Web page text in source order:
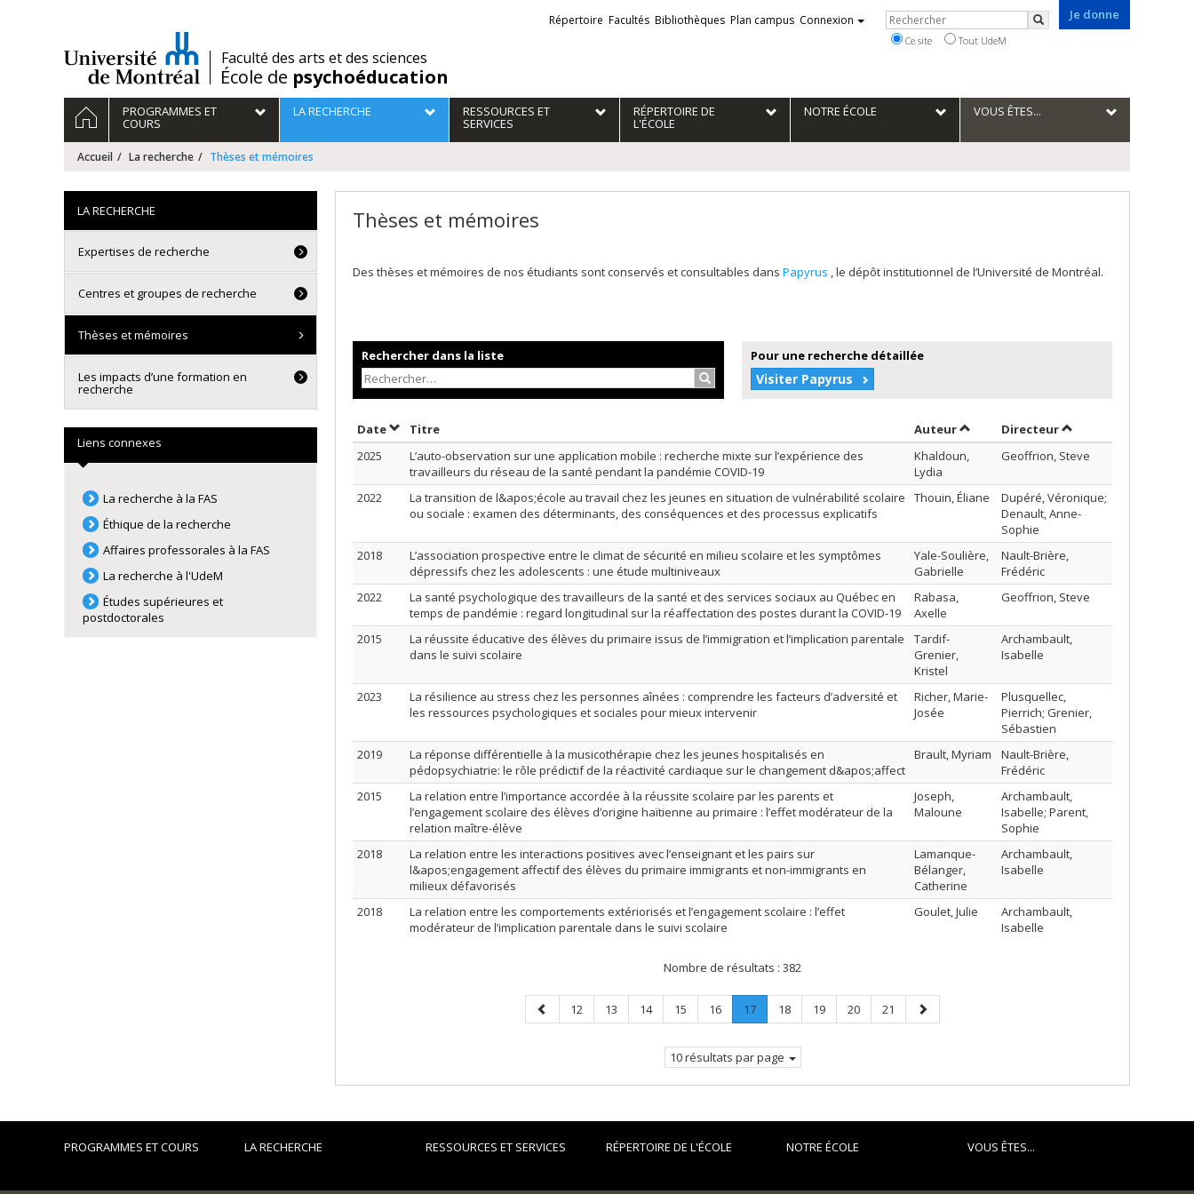
/Faculté des arts et des sciences
École de psychoéducation
Je donne
Liens
externes
Répertoire Facultés Bibliothèques Plan campus Connexion Rechercher
Rechercher
Ce site Tout UdeM
Navigation
principale
ACCUEILPROGRAMMES ET
COURS
LA RECHERCHE RESSOURCES ET
SERVICES
RÉPERTOIRE DE
L'ÉCOLE
NOTRE ÉCOLE VOUS ÊTES...
Accueil La recherche Thèses et mémoires
Thèses et mémoires
Des thèses et mémoires de nos étudiants sont conservés et consultables dans Papyrus , le dépôt institutionnel de l’Université de Montréal.
Rechercher dans la liste
Rechercher…
Pour une recherche détaillée
Visiter Papyrus
DateTrier par date en ordre décroissant
Titre AuteurTrier par auteur en ordre décroissant
Directeurpar contributeur en
2025
L’auto-observation sur une application mobile : recherche mixte sur l’expérience des
travailleurs du réseau de la santé pendant la pandémie COVID-19
Khaldoun,
Lydia
Geoffrion, Steve
2022
La transition de l&apos;école au travail chez les jeunes en situation de vulnérabilité scolaire
ou sociale : examen des déterminants, des conséquences et des processus explicatifs
Thouin, Éliane
Dupéré, Véronique;
Denault, Anne-
Sophie
2018
L’association prospective entre le climat de sécurité en milieu scolaire et les symptômes
dépressifs chez les adolescents : une étude multiniveaux
Yale-Soulière,
Gabrielle
Nault-Brière,
Frédéric
2022
La santé psychologique des travailleurs de la santé et des services sociaux au Québec en
temps de pandémie : regard longitudinal sur la réaffectation des postes durant la COVID-19
Rabasa,
Axelle
Geoffrion, Steve
2015
La réussite éducative des élèves du primaire issus de l’immigration et l’implication parentale
dans le suivi scolaire
Tardif-
Grenier,
Kristel
Archambault,
Isabelle
2023
La résilience au stress chez les personnes aînées : comprendre les facteurs d’adversité et
les ressources psychologiques et sociales pour mieux intervenir
Richer, Marie-
Josée
Plusquellec,
Pierrich; Grenier,
Sébastien
2019
La réponse différentielle à la musicothérapie chez les jeunes hospitalisés en
pédopsychiatrie: le rôle prédictif de la réactivité cardiaque sur le changement d&apos;affect
Brault, Myriam
Nault-Brière,
Frédéric
2015
La relation entre l’importance accordée à la réussite scolaire par les parents et
l’engagement scolaire des élèves d’origine haïtienne au primaire : l’effet modérateur de la
relation maître-élève
Joseph,
Maloune
Archambault,
Isabelle; Parent,
Sophie
2018
La relation entre les interactions positives avec l’enseignant et les pairs sur
l&apos;engagement affectif des élèves du primaire immigrants et non-immigrants en
milieux défavorisés
Lamanque-
Bélanger,
Catherine
Archambault,
Isabelle
2018
La relation entre les comportements extériorisés et l’engagement scolaire : l’effet
modérateur de l’implication parentale dans le suivi scolaire
Goulet, Julie
Archambault,
Isabelle
Nombre de résultats : 382
Page
précédente
Page
12 Page
13 Page
14 Page
15 Page
16 Page
17.
Page
Page
18 Page
19 Page
20 Page
21
Page
suivante
10 résultats par page
LA RECHERCHE
Expertises de recherche
Centres et groupes de recherche
Thèses et mémoires
Les impacts d’une formation en
recherche
Liens connexes
La recherche à la FAS
Éthique de la recherche
Affaires professorales à la FAS
La recherche à l'UdeM
Études supérieures et
postdoctorales
PROGRAMMES ET COURS LA RECHERCHE RESSOURCES ET SERVICES RÉPERTOIRE DE L'ÉCOLE NOTRE ÉCOLE VOUS ÊTES...